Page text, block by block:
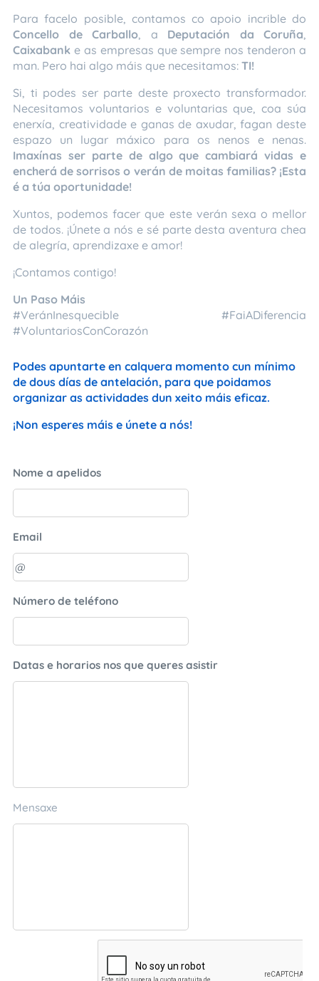
Para facelo posible, contamos co apoio incrible do
Concello de Carballo, a Deputación da Coruña,
Caixabank e as empresas que sempre nos tenderon a
man. Pero hai algo máis que necesitamos: TI!
Si, ti podes ser parte deste proxecto transformador.
Necesitamos voluntarios e voluntarias que, coa súa
enerxía, creatividade e ganas de axudar, fagan deste
espazo un lugar máxico para os nenos e nenas.
Imaxínas ser parte de algo que cambiará vidas e
encherá de sorrisos o verán de moitas familias? ¡Esta
é a túa oportunidade!
Xuntos, podemos facer que este verán sexa o mellor
de todos. ¡Únete a nós e sé parte desta aventura chea
de alegría, aprendizaxe e amor! 🌟
¡Contamos contigo! 💪✨
Un Paso Máis
#VeránInesquecible #FaiADiferencia
#VoluntariosConCorazón
Podes apuntarte en calquera momento cun mínimo
de dous días de antelación, para que poidamos
organizar as actividades dun xeito máis eficaz. 🗓️✨
¡Non esperes máis e únete a nós! 💪🌟
Nome a apelidos
Email
Número de teléfono
Datas e horarios nos que queres asistir
Mensaxe